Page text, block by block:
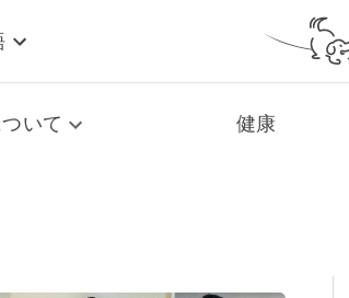
いて 健康